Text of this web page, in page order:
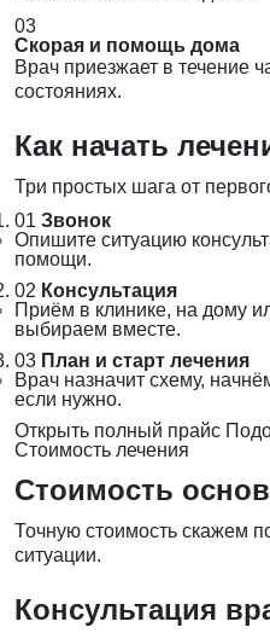
03
Скорая и помощь дома
Врач приезжает в течение
состояниях.
Как начать
Три простых шага от
01 Звонок
Опишите ситуацию
помощи.
02 Консультация
Приём в клинике, на дому
выбираем вместе.
03 План и старт лечения
Врач назначит схему,
если нужно.
Открыть полный прайс
Стоимость лечения
Стоимость
Точную стоимость скажем
ситуации.
Консультация